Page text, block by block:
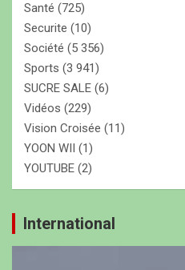
Santé (725)
Securite (10)
Société (5 356)
Sports (3 941)
SUCRE SALE (6)
Vidéos (229)
Vision Croisée (11)
YOON WII
(1)
YOUTUBE (2)
International